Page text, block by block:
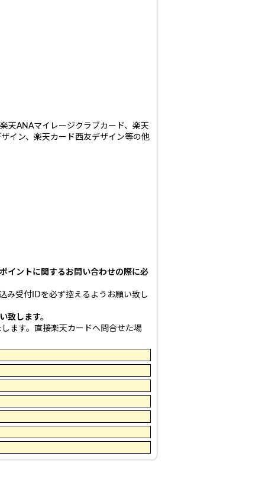
天ANAマイレージクラブカード、楽天
イン、楽天カード西友デザイン等の他
ポイントに関するお問い合わせの際に必
み受付IDを必ず控えるようお願い致し
致します。
ます。直接楽天カードへ問合せた場